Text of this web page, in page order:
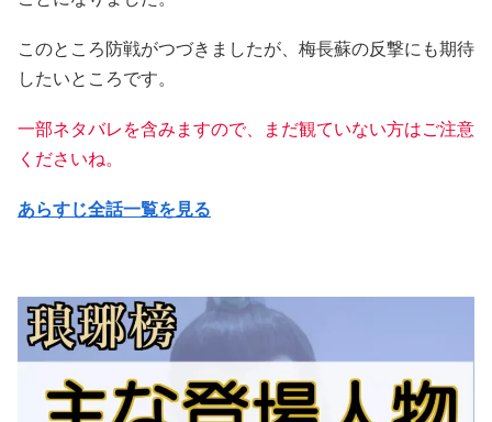
このところ防戦がつづきましたが、梅長蘇の反撃にも期待
したいところです。
一部ネタバレを含みますので、まだ観ていない方はご注意
くださいね。
あらすじ全話一覧を見る